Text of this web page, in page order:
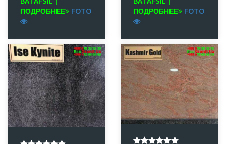
ПОДРОБНЕЕ
FOTO
ПОДРОБНЕЕ
FOTO